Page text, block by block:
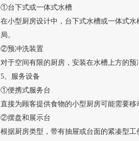
①台下式或一体式水槽
在小型厨房设计中，台下式水槽或一体
局。
②预冲洗装置
对于空间有限的厨房，安装在水槽上
5、服务设备
①便携式服务台
直接为顾客提供食物的小型厨房可能需要移
②摆盘和展示台
根据厨房类型，带有抽屉或台面的紧凑型工